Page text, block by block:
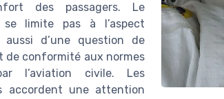
des passagers. Le
limite pas à l’aspect
d’une question de
de conformité aux normes
l’aviation civile. Les
accordent une attention